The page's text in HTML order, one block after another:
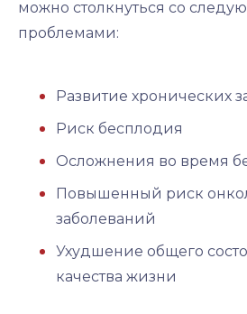
можно столкнуться со
проблемами:
Развитие хронических
Риск бесплодия
Осложнения во время
Повышенный риск
заболеваний
Ухудшение общего
качества жизни